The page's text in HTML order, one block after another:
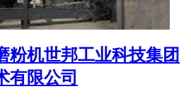
粉机世邦工业科技集团
有限公司